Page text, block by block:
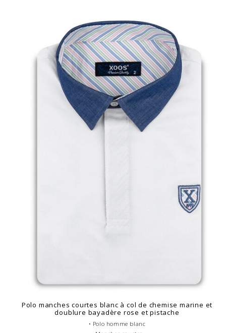
• Doublure à motifs
• Look casual
Polo manches courtes blanc à col de chemise marine et
doublure bayadère rose et pistache
• Polo homme blanc